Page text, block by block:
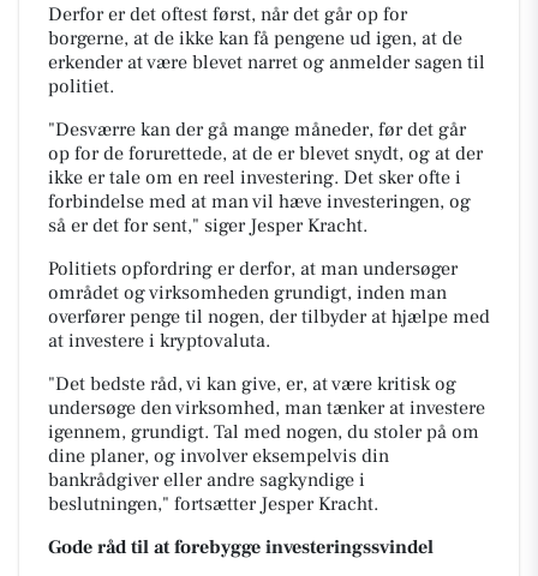
Derfor er det oftest først, når det går op for
borgerne, at de ikke kan få pengene ud igen, at de
erkender at være blevet narret og anmelder sagen til
politiet.
"Desværre kan der gå mange måneder, før det går
op for de forurettede, at de er blevet snydt, og at der
ikke er tale om en reel investering. Det sker ofte i
forbindelse med at man vil hæve investeringen, og
så er det for sent," siger Jesper Kracht.
Politiets opfordring er derfor, at man undersøger
området og virksomheden grundigt, inden man
overfører penge til nogen, der tilbyder at hjælpe med
at investere i kryptovaluta.
"Det bedste råd, vi kan give, er, at være kritisk og
undersøge den virksomhed, man tænker at investere
igennem, grundigt. Tal med nogen, du stoler på om
dine planer, og involver eksempelvis din
bankrådgiver eller andre sagkyndige i
beslutningen," fortsætter Jesper Kracht.
Gode råd til at forebygge investeringssvindel